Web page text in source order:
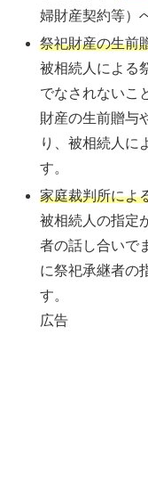
婦財産契約等）
祭祀財産の生前
被相続人による
でなされないこ
財産の生前贈与
り、被相続人に
す。
家庭裁判所によ
被相続人の指定
者の話し合いで
に祭祀承継者の
す。
広告